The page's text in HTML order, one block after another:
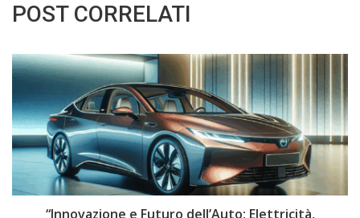
POST CORRELATI
“Innovazione e Futuro dell’Auto: Elettricità,